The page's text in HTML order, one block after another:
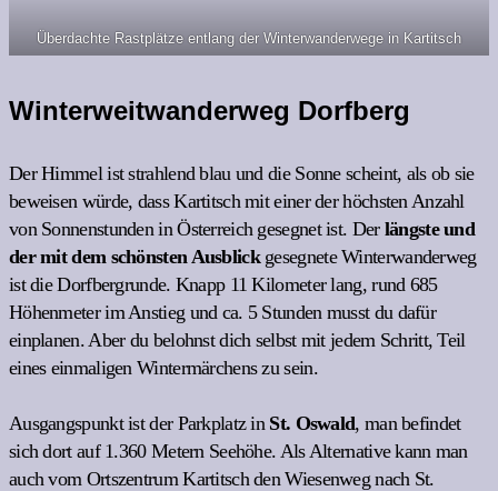
Überdachte Rastplätze entlang der Winterwanderwege in Kartitsch
Winterweitwanderweg Dorfberg
Der Himmel ist strahlend blau und die Sonne scheint, als ob sie
beweisen würde, dass Kartitsch mit einer der höchsten Anzahl
von Sonnenstunden in Österreich gesegnet ist. Der längste und
der mit dem schönsten Ausblickgesegnete Winterwanderweg
ist die Dorfbergrunde. Knapp 11 Kilometer lang, rund 685
Höhenmeter im Anstieg und ca. 5 Stunden musst du dafür
einplanen. Aber du belohnst dich selbst mit jedem Schritt, Teil
eines einmaligen Wintermärchens zu sein.
Ausgangspunkt ist der Parkplatz in St. Oswald, man befindet
sich dort auf 1.360 Metern Seehöhe. Als Alternative kann man
auch vom Ortszentrum Kartitsch den Wiesenweg nach St.